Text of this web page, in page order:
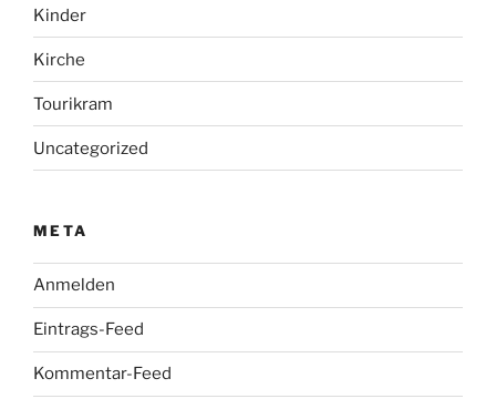
Kinder
Kirche
Tourikram
Uncategorized
META
Anmelden
Eintrags-Feed
Kommentar-Feed